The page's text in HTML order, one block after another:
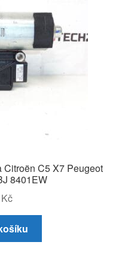
Citroën C5 X7 Peugeot
8401EW
Kč